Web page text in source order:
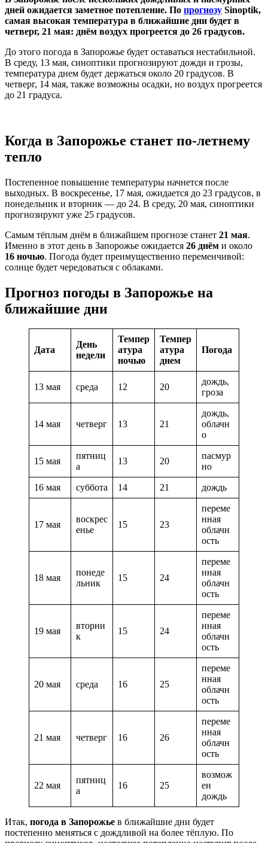
дней ожидается заметное потепление. По прогнозу Sinoptik,
самая высокая температура в ближайшие дни будет в
четверг, 21 мая: днём воздух прогреется до 26 градусов.
До этого погода в Запорожье будет оставаться нестабильной.
В среду, 13 мая, синоптики прогнозируют дожди и грозы,
температура днем будет держаться около 20 градусов. В
четверг, 14 мая, также возможны осадки, но воздух прогреется
до 21 градуса.
Когда в Запорожье станет по-летнему
тепло
Постепенное повышение температуры начнется после
выходных. В воскресенье, 17 мая, ожидается до 23 градусов, в
понедельник и вторник — до 24. В среду, 20 мая, синоптики
прогнозируют уже 25 градусов.
Самым тёплым днём в ближайшем прогнозе станет 21 мая.
Именно в этот день в Запорожье ожидается 26 днём и около
16 ночью. Погода будет преимущественно переменчивой:
солнце будет чередоваться с облаками.
Прогноз погоды в Запорожье на
ближайшие дни
Дата
День
недели
Темпер
атура
ночью
Темпер
атура
днем
Погода
13 мая среда 12 20
дождь,
гроза
14 мая четверг 13 21
дождь,
облачн
о
15 мая
пятниц
а
13 20
пасмур
но
16 мая суббота 14 21 дождь
17 мая
воскрес
енье
15 23
переме
нная
облачн
ость
18 мая
понеде
льник
15 24
переме
нная
облачн
ость
19 мая
вторни
к
15 24
переме
нная
облачн
ость
20 мая среда 16 25
переме
нная
облачн
ость
21 мая четверг 16 26
переме
нная
облачн
ость
22 мая
пятниц
а
16 25
возмож
ен
дождь
Итак, погода в Запорожье в ближайшие дни будет
постепенно меняться с дождливой на более тёплую. По